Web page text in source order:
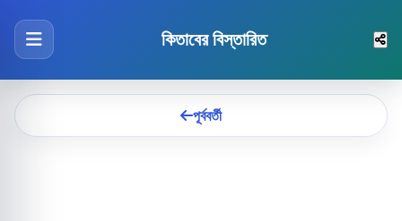
কিতাবের বিস্তারিত
পূর্ববর্তী